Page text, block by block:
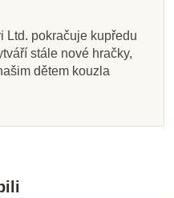
Ltd. pokračuje kupředu
stále nové hračky,
dětem kouzla